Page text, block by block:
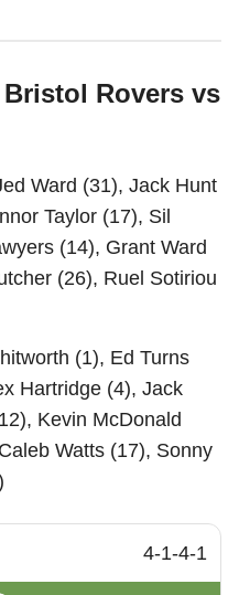
Rovers vs
Ward (31), Jack Hunt
Taylor (17), Sil
(14), Grant Ward
(26), Ruel Sotiriou
(1), Ed Turns
Hartridge (4), Jack
Kevin McDonald
Watts (17), Sonny
4-1-4-1